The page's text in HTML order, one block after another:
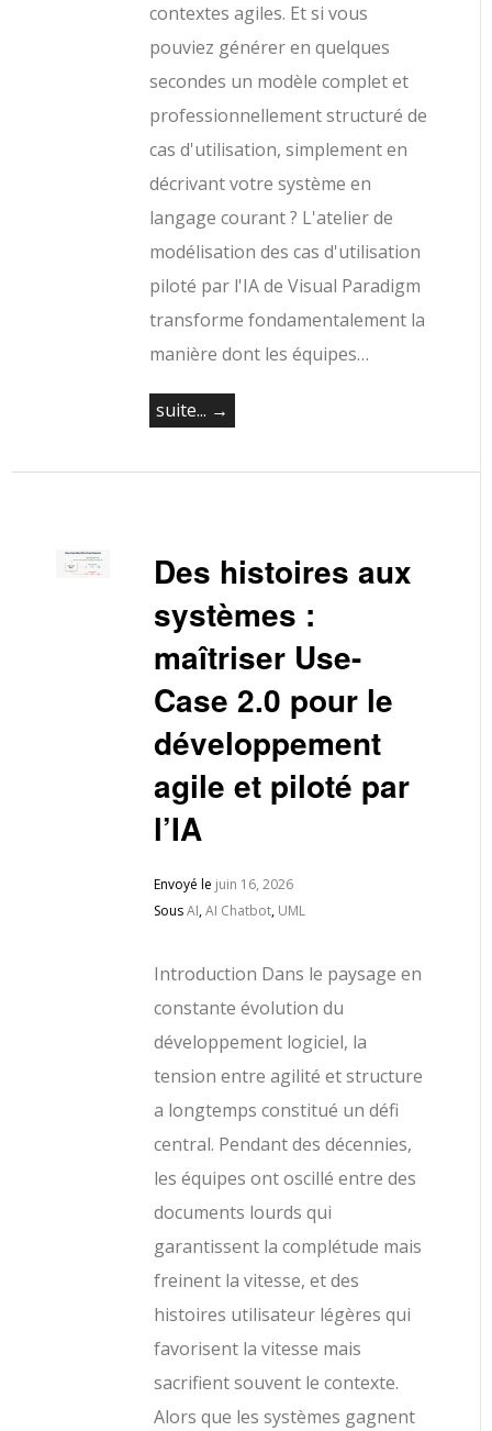
contextes agiles. Et si vous
pouviez générer en quelques
secondes un modèle complet et
professionnellement structuré de
cas d'utilisation, simplement en
décrivant votre système en
langage courant ? L'atelier de
modélisation des cas d'utilisation
piloté par l'IA de Visual Paradigm
transforme fondamentalement la
manière dont les équipes…
suite... →
Des histoires aux
systèmes :
maîtriser Use-
Case 2.0 pour le
développement
agile et piloté par
l’IA
Envoyé le juin 16, 2026
SousAI,AI Chatbot, UML
Introduction Dans le paysage en
constante évolution du
développement logiciel, la
tension entre agilité et structure
a longtemps constitué un défi
central. Pendant des décennies,
les équipes ont oscillé entre des
documents lourds qui
garantissent la complétude mais
freinent la vitesse, et des
histoires utilisateur légères qui
favorisent la vitesse mais
sacrifient souvent le contexte.
Alors que les systèmes gagnent